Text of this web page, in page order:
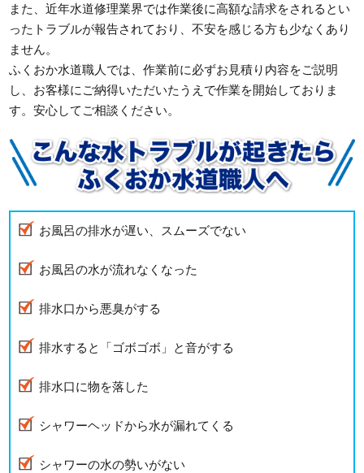
また、近年水道修理業界では作業後に高額な請求をされるとい
ったトラブルが報告されており、不安を感じる方も少なくあり
ません。
ふくおか水道職人では、作業前に必ずお見積り内容をご説明
し、お客様にご納得いただいたうえで作業を開始しておりま
す。安心してご相談ください。
お風呂の排水が遅い、スムーズでない
お風呂の水が流れなくなった
排水口から悪臭がする
排水すると「ゴボゴボ」と音がする
排水口に物を落した
シャワーヘッドから水が漏れてくる
シャワーの水の勢いがない